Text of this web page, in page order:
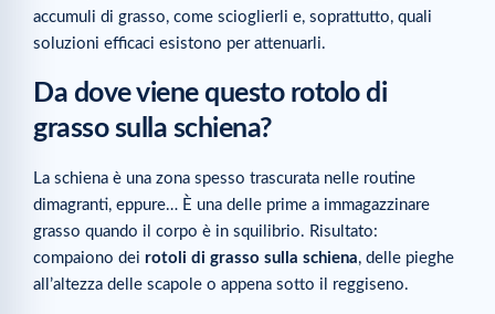
accumuli di grasso, come scioglierli e, soprattutto, quali
soluzioni efficaci esistono per attenuarli.
Da dove viene questo rotolo di
grasso sulla schiena?
La schiena è una zona spesso trascurata nelle routine
dimagranti, eppure… È una delle prime a immagazzinare
grasso quando il corpo è in squilibrio. Risultato:
compaiono dei rotoli di grasso sulla schiena, delle pieghe
all’altezza delle scapole o appena sotto il reggiseno.